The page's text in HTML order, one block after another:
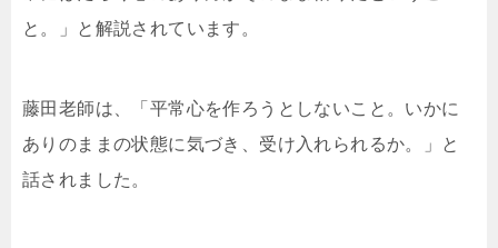
と。」と解説されています。
藤田老師は、「平常心を作ろうとしないこと。いかに
ありのままの状態に気づき、受け入れられるか。」と
話されました。